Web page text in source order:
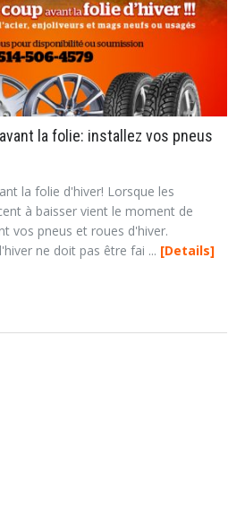
la folie: installez vos pneus
la folie d'hiver! Lorsque les
à baisser vient le moment de
vos pneus et roues d'hiver.
ne doit pas être fai ... Details